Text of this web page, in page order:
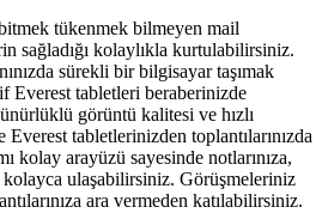
tükenmek bilmeyen mail
sağladığı kolaylıkla kurtulabilirsiniz.
sürekli bir bilgisayar taşımak
Everest tabletleri beraberinizde
görüntü kalitesi ve hızlı
Everest tabletlerinizden toplantılarınızda
kolay arayüzü sayesinde notlarınıza,
kolayca ulaşabilirsiniz. Görüşmeleriniz
ara vermeden katılabilirsiniz.